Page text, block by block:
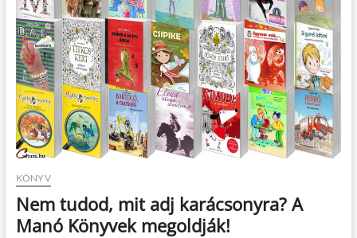
szeretnél?
KÖNYV
Nem tudod, mit adj karácsonyra? A
Manó Könyvek megoldják!